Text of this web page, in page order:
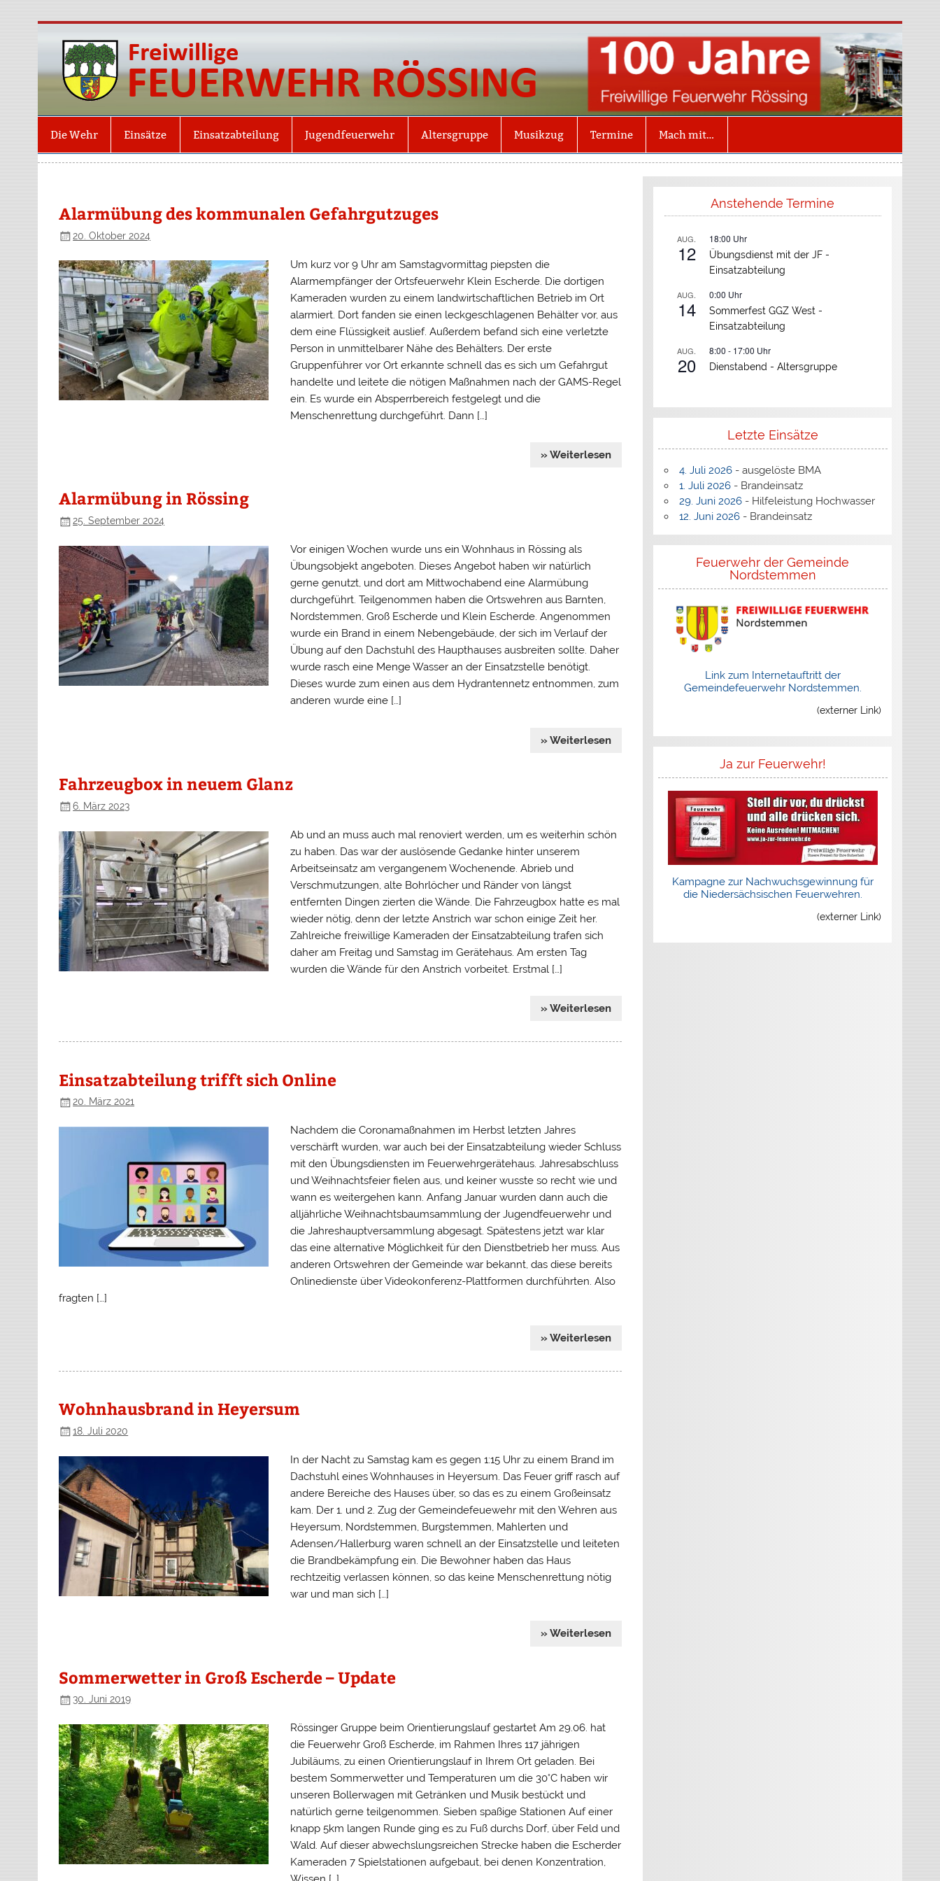
Freiwillige Feuerwehr
Rössing
Die Wehr Einsätze Einsatzabteilung Jugendfeuerwehr Altersgruppe Musikzug Termine Mach mit…
Alarmübung des kommunalen Gefahrgutzuges
20. Oktober 2024
Um kurz vor 9 Uhr am Samstagvormittag piepsten die
Alarmempfänger der Ortsfeuerwehr Klein Escherde. Die dortigen
Kameraden wurden zu einem landwirtschaftlichen Betrieb im Ort
alarmiert. Dort fanden sie einen leckgeschlagenen Behälter vor, aus
dem eine Flüssigkeit auslief. Außerdem befand sich eine verletzte
Person in unmittelbarer Nähe des Behälters. Der erste
Gruppenführer vor Ort erkannte schnell das es sich um Gefahrgut
handelte und leitete die nötigen Maßnahmen nach der GAMS-Regel
ein. Es wurde ein Absperrbereich festgelegt und die
Menschenrettung durchgeführt. Dann […]
» Weiterlesen
Alarmübung in Rössing
25. September 2024
Vor einigen Wochen wurde uns ein Wohnhaus in Rössing als
Übungsobjekt angeboten. Dieses Angebot haben wir natürlich
gerne genutzt, und dort am Mittwochabend eine Alarmübung
durchgeführt. Teilgenommen haben die Ortswehren aus Barnten,
Nordstemmen, Groß Escherde und Klein Escherde. Angenommen
wurde ein Brand in einem Nebengebäude, der sich im Verlauf der
Übung auf den Dachstuhl des Haupthauses ausbreiten sollte. Daher
wurde rasch eine Menge Wasser an der Einsatzstelle benötigt.
Dieses wurde zum einen aus dem Hydrantennetz entnommen, zum
anderen wurde eine […]
» Weiterlesen
Fahrzeugbox in neuem Glanz
6. März 2023
Ab und an muss auch mal renoviert werden, um es weiterhin schön
zu haben. Das war der auslösende Gedanke hinter unserem
Arbeitseinsatz am vergangenem Wochenende. Abrieb und
Verschmutzungen, alte Bohrlöcher und Ränder von längst
entfernten Dingen zierten die Wände. Die Fahrzeugbox hatte es mal
wieder nötig, denn der letzte Anstrich war schon einige Zeit her.
Zahlreiche freiwillige Kameraden der Einsatzabteilung trafen sich
daher am Freitag und Samstag im Gerätehaus. Am ersten Tag
wurden die Wände für den Anstrich vorbeitet. Erstmal […]
» Weiterlesen
Einsatzabteilung trifft sich Online
20. März 2021
Nachdem die Coronamaßnahmen im Herbst letzten Jahres
verschärft wurden, war auch bei der Einsatzabteilung wieder Schluss
mit den Übungsdiensten im Feuerwehrgerätehaus. Jahresabschluss
und Weihnachtsfeier fielen aus, und keiner wusste so recht wie und
wann es weitergehen kann. Anfang Januar wurden dann auch die
alljährliche Weihnachtsbaumsammlung der Jugendfeuerwehr und
die Jahreshauptversammlung abgesagt. Spätestens jetzt war klar
das eine alternative Möglichkeit für den Dienstbetrieb her muss. Aus
anderen Ortswehren der Gemeinde war bekannt, das diese bereits
Onlinedienste über Videokonferenz-Plattformen durchführten. Also
fragten […]
» Weiterlesen
Wohnhausbrand in Heyersum
18. Juli 2020
In der Nacht zu Samstag kam es gegen 1:15 Uhr zu einem Brand im
Dachstuhl eines Wohnhauses in Heyersum. Das Feuer griff rasch auf
andere Bereiche des Hauses über, so das es zu einem Großeinsatz
kam. Der 1. und 2. Zug der Gemeindefeuewehr mit den Wehren aus
Heyersum, Nordstemmen, Burgstemmen, Mahlerten und
Adensen/Hallerburg waren schnell an der Einsatzstelle und leiteten
die Brandbekämpfung ein. Die Bewohner haben das Haus
rechtzeitig verlassen können, so das keine Menschenrettung nötig
war und man sich […]
» Weiterlesen
Sommerwetter in Groß Escherde – Update
30. Juni 2019
Rössinger Gruppe beim Orientierungslauf gestartet Am 29.06. hat
die Feuerwehr Groß Escherde, im Rahmen Ihres 117 jährigen
Jubiläums, zu einen Orientierungslauf in Ihrem Ort geladen. Bei
bestem Sommerwetter und Temperaturen um die 30°C haben wir
unseren Bollerwagen mit Getränken und Musik bestückt und
natürlich gerne teilgenommen. Sieben spaßige Stationen Auf einer
knapp 5km langen Runde ging es zu Fuß durchs Dorf, über Feld und
Wald. Auf dieser abwechslungsreichen Strecke haben die Escherder
Kameraden 7 Spielstationen aufgebaut, bei denen Konzentration,
Anstehende Termine
AUG.
12
18:00 Uhr
Übungsdienst mit der JF -
Einsatzabteilung
AUG.
14
0:00 Uhr
Sommerfest GGZ West -
Einsatzabteilung
AUG.
20
8:00 - 17:00 Uhr
Dienstabend - Altersgruppe
Letzte Einsätze
4. Juli 2026- ausgelöste BMA
1. Juli 2026- Brandeinsatz
29. Juni 2026- Hilfeleistung Hochwasser
12. Juni 2026- Brandeinsatz
Feuerwehr der Gemeinde
Nordstemmen
Link zum Internetauftritt der
Gemeindefeuerwehr Nordstemmen.
(externer Link)
Ja zur Feuerwehr!
Kampagne zur Nachwuchsgewinnung für
die Niedersächsischen Feuerwehren.
(externer Link)